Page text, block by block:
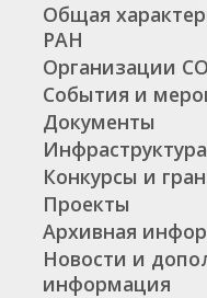
Общая
РАН
Организации
События и
Документы
Инфраструктура
Конкурсы и
Проекты
Архивная
Новости и
информация